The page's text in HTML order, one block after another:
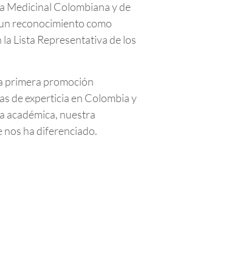
Medicinal Colombiana y de
reconocimiento como
Lista Representativa de los
primera promoción
de experticia en Colombia y
académica, nuestra
nos ha diferenciado.